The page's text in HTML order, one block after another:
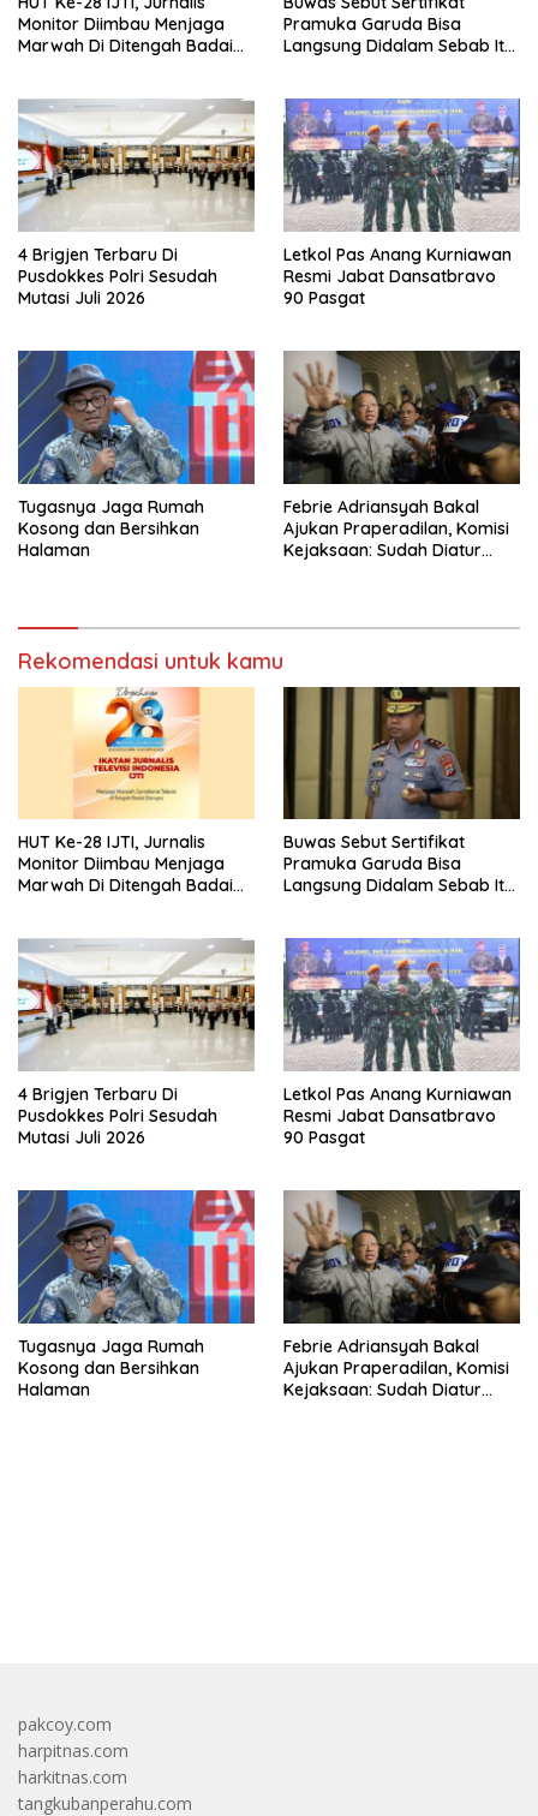
Monitor Diimbau Menjaga
Marwah Di Ditengah Badai
Pramuka Garuda Bisa
Langsung Didalam Sebab Itu
4 Brigjen Terbaru Di
Pusdokkes Polri Sesudah
Mutasi Juli 2026
Letkol Pas Anang Kurniawan
Resmi Jabat Dansatbravo
90 Pasgat
Tugasnya Jaga Rumah
Kosong dan Bersihkan
Halaman
Febrie Adriansyah Bakal
Ajukan Praperadilan, Komisi
Kejaksaan: Sudah Diatur
Rekomendasi untuk kamu
HUT Ke-28 IJTI, Jurnalis
Monitor Diimbau Menjaga
Marwah Di Ditengah Badai
Buwas Sebut Sertifikat
Pramuka Garuda Bisa
Langsung Didalam Sebab Itu
4 Brigjen Terbaru Di
Pusdokkes Polri Sesudah
Mutasi Juli 2026
Letkol Pas Anang Kurniawan
Resmi Jabat Dansatbravo
90 Pasgat
Tugasnya Jaga Rumah
Kosong dan Bersihkan
Halaman
Febrie Adriansyah Bakal
Ajukan Praperadilan, Komisi
Kejaksaan: Sudah Diatur
pakcoy.com
harpitnas.com
harkitnas.com
tangkubanperahu.com